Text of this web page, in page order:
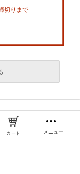
切りまで
カート メニュー